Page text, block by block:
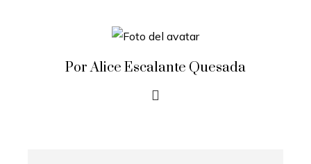
Por Alice Escalante Quesada